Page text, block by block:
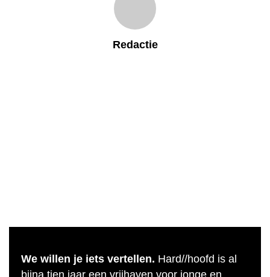
Redactie
We willen je iets vertellen. Hard//hoofd is al
bijna tien jaar een vrijhaven voor jonge en